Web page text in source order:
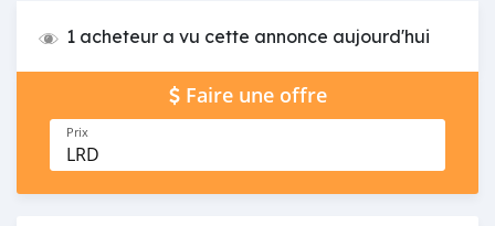
1 acheteur a vu cette annonce aujourd'hui
Faire une offre
Prix
LRD